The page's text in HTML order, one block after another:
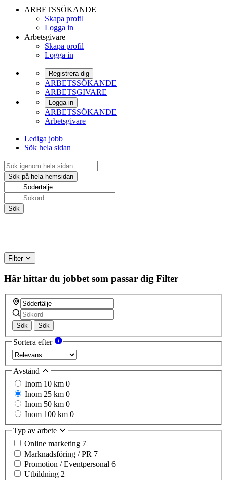
ARBETSSÖKANDE
Skapa profil
Logga in
Arbetsgivare
Skapa profil
Logga in
Registrera dig
ARBETSSÖKANDE
ARBETSGIVARE
Logga in
ARBETSSÖKANDE
Arbetsgivare
Lediga jobb
Sök hela sidan
Filter
Här hittar du jobbet som passar dig Filter
Sök Sök
Sortera efter
Avstånd
Inom 10 km 0
Inom 25 km 0
Inom 50 km 0
Inom 100 km 0
Typ av arbete
Online marketing 7
Marknadsföring / PR 7
Promotion / Eventpersonal 6
Utbildning 2